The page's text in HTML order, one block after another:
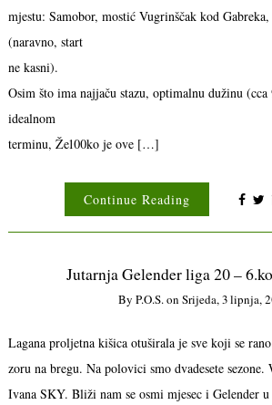
mjestu: Samobor, mostić Vugrinščak kod
(naravno, start
ne kasni).
Osim što ima najjaču stazu, optimalnu dužinu
idealnom
terminu, Že100ko je ove […]
Continue Reading
Jutarnja Gelender liga 20 –
By P.o.s.on Srijeda, 3 lipnja,
Lagana proljetna kišica otuširala je sve koji se
zoru na bregu. Na polovici smo dvadesete
Ivana SKY. Bliži nam se osmi mjesec i Gelender